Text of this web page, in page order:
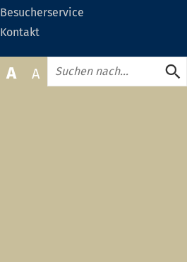
Besucherservice
Kontakt
A A